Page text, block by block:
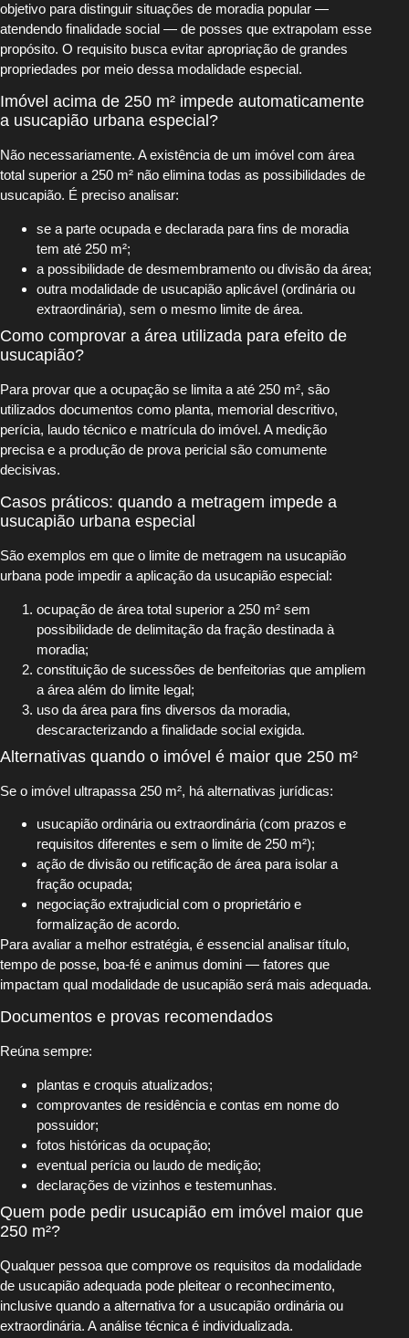
objetivo para distinguir situações de moradia popular —
atendendo finalidade social — de posses que extrapolam esse
propósito. O requisito busca evitar apropriação de grandes
propriedades por meio dessa modalidade especial.
Imóvel acima de 250 m² impede automaticamente
a usucapião urbana especial?
Não necessariamente. A existência de um imóvel com área
total superior a 250 m² não elimina todas as possibilidades de
usucapião. É preciso analisar:
se a parte ocupada e declarada para fins de moradia
tem até 250 m²;
a possibilidade de desmembramento ou divisão da área;
outra modalidade de usucapião aplicável (ordinária ou
extraordinária), sem o mesmo limite de área.
Como comprovar a área utilizada para efeito de
usucapião?
Para provar que a ocupação se limita a até 250 m², são
utilizados documentos como planta, memorial descritivo,
perícia, laudo técnico e matrícula do imóvel. A medição
precisa e a produção de prova pericial são comumente
decisivas.
Casos práticos: quando a metragem impede a
usucapião urbana especial
São exemplos em que o limite de metragem na usucapião
urbana pode impedir a aplicação da usucapião especial:
ocupação de área total superior a 250 m² sem
possibilidade de delimitação da fração destinada à
moradia;
constituição de sucessões de benfeitorias que ampliem
a área além do limite legal;
uso da área para fins diversos da moradia,
descaracterizando a finalidade social exigida.
Alternativas quando o imóvel é maior que 250 m²
Se o imóvel ultrapassa 250 m², há alternativas jurídicas:
usucapião ordinária ou extraordinária (com prazos e
requisitos diferentes e sem o limite de 250 m²);
ação de divisão ou retificação de área para isolar a
fração ocupada;
negociação extrajudicial com o proprietário e
formalização de acordo.
Para avaliar a melhor estratégia, é essencial analisar título,
tempo de posse, boa-fé e animus domini — fatores que
impactam qual modalidade de usucapião será mais adequada.
Documentos e provas recomendados
Reúna sempre:
plantas e croquis atualizados;
comprovantes de residência e contas em nome do
possuidor;
fotos históricas da ocupação;
eventual perícia ou laudo de medição;
declarações de vizinhos e testemunhas.
Quem pode pedir usucapião em imóvel maior que
250 m²?
Qualquer pessoa que comprove os requisitos da modalidade
de usucapião adequada pode pleitear o reconhecimento,
inclusive quando a alternativa for a usucapião ordinária ou
extraordinária. A análise técnica é individualizada.